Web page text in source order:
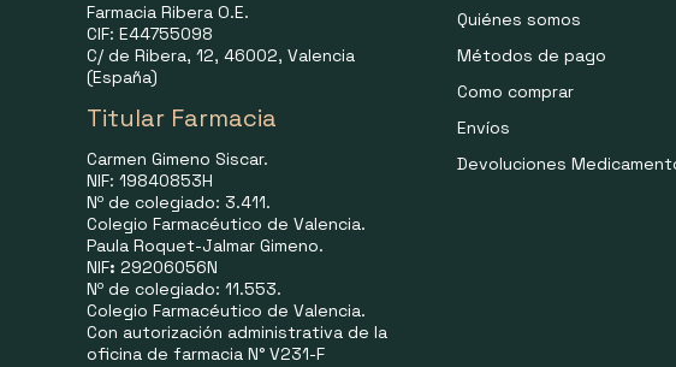
Farmacia Ribera O.E.
CIF: E44755098
C/ de Ribera, 12, 46002, Valencia
(España)
Titular Farmacia
Carmen Gimeno Siscar.
NIF: 19840853H
Nº de colegiado: 3.411.
Colegio Farmacéutico de Valencia.
Paula Roquet-Jalmar Gimeno.
NIF: 29206056N
Nº de colegiado: 11.553.
Colegio Farmacéutico de Valencia.
Con autorización administrativa de la
oficina de farmacia N° V231-F
Quiénes somos
Métodos de pago
Como comprar
Envíos
Devoluciones